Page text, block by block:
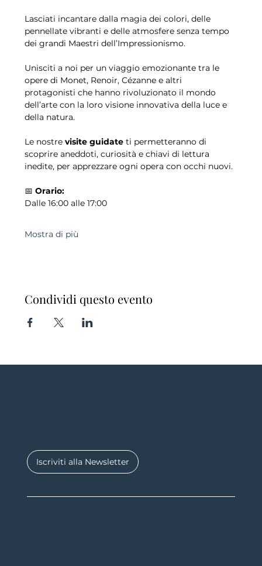
Lasciati incantare dalla magia dei colori, delle
pennellate vibranti e delle atmosfere senza tempo
dei grandi Maestri dell’Impressionismo.
Unisciti a noi per un viaggio emozionante tra le
opere di Monet, Renoir, Cézanne e altri
protagonisti che hanno rivoluzionato il mondo
dell’arte con la loro visione innovativa della luce e
della natura.
Le nostre visite guidate ti permetteranno di
scoprire aneddoti, curiosità e chiavi di lettura
inedite, per apprezzare ogni opera con occhi nuovi.
📅 Orario:
Dalle 16:00 alle 17:00
Mostra di più
Condividi questo evento
Iscriviti alla Newsletter